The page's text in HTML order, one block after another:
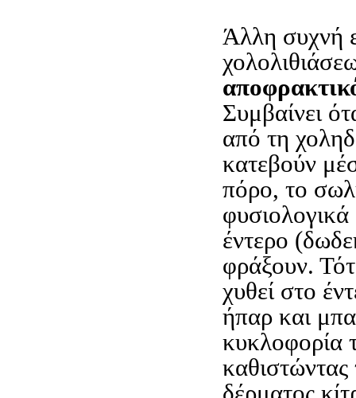
Άλλη συχνή
Συμβαίνει
από τη
κατεβούν
πόρο, το
έντερο
φράξουν.
χυθεί στο
ήπαρ και
κυκλοφορία